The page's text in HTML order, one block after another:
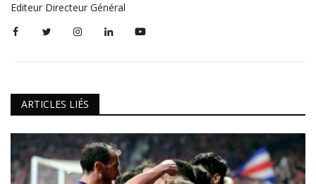
Editeur Directeur Général
ARTICLES LIÉS